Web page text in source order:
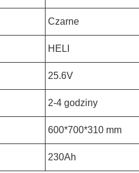
Czarne
HELI
25.6V
2-4 godziny
600*700*310 mm
230Ah